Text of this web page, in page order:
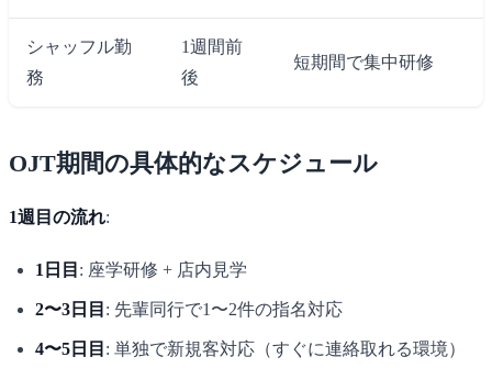
シャッフル勤
務
1週間前
後
短期間で集中研修
OJT期間の具体的なスケジュール
1週目の流れ:
1日目 : 座学研修 + 店内見学
2〜3日目 : 先輩同行で1〜2件の指名対応
4〜5日目 : 単独で新規客対応（すぐに連絡取れる環境）